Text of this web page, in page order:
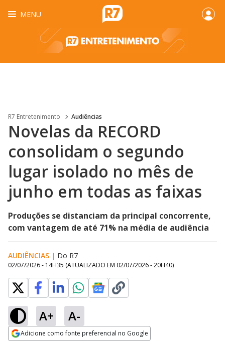
MENU
R7 Entretenimento Audiências
Novelas da RECORD
consolidam o segundo
lugar isolado no mês de
junho em todas as faixas
Produções se distanciam da principal concorrente,
com vantagem de até 71% na média de audiência
AUDIÊNCIAS | Do R7
02/07/2026 - 14H35 (ATUALIZADO EM 02/07/2026 - 20H40)
A+ A-
Adicione como fonte preferencial no Google